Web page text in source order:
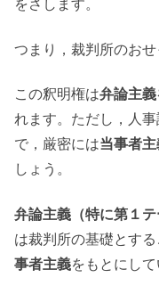
をさします。
つまり，裁判所のおせ
この釈明権は弁論主
れます。ただし，人
で，厳密には当事者
しょう。
弁論主義（特に第１テ
は裁判所の基礎とす
事者主義をもとにして